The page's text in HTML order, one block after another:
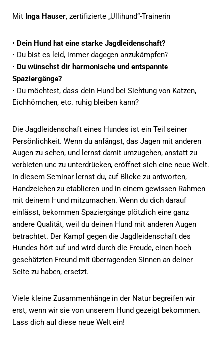
Mit Inga Hauser, zertifizierte „Ullihund“-Trainerin
• Dein Hund hat eine starke Jagdleidenschaft?
• Du bist es leid, immer dagegen anzukämpfen?
• Du wünschst dir harmonische und entspannte
Spaziergänge?
• Du möchtest, dass dein Hund bei Sichtung von Katzen,
Eichhörnchen, etc. ruhig bleiben kann?
Die Jagdleidenschaft eines Hundes ist ein Teil seiner
Persönlichkeit. Wenn du anfängst, das Jagen mit anderen
Augen zu sehen, und lernst damit umzugehen, anstatt zu
verbieten und zu unterdrücken, eröffnet sich eine neue Welt.
In diesem Seminar lernst du, auf Blicke zu antworten,
Handzeichen zu etablieren und in einem gewissen Rahmen
mit deinem Hund mitzumachen. Wenn du dich darauf
einlässt, bekommen Spaziergänge plötzlich eine ganz
andere Qualität, weil du deinen Hund mit anderen Augen
betrachtet. Der Kampf gegen die Jagdleidenschaft des
Hundes hört auf und wird durch die Freude, einen hoch
geschätzten Freund mit überragenden Sinnen an deiner
Seite zu haben, ersetzt.
Viele kleine Zusammenhänge in der Natur begreifen wir
erst, wenn wir sie von unserem Hund gezeigt bekommen.
Lass dich auf diese neue Welt ein!